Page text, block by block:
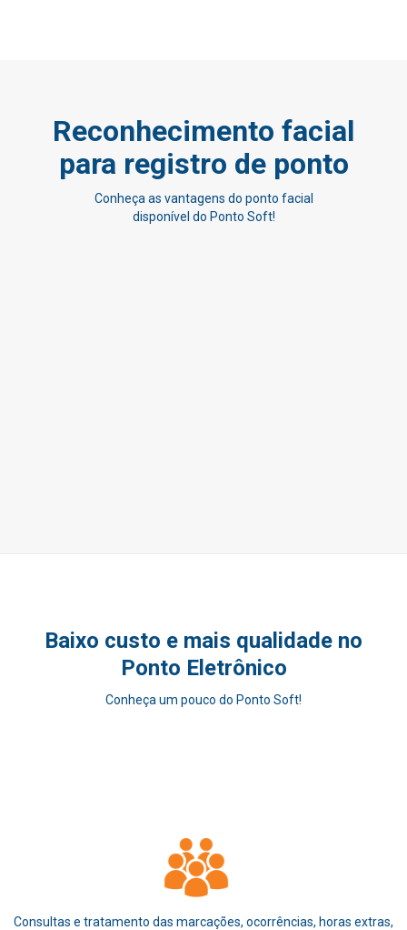
Reconhecimento facial
para registro de ponto
Conheça as vantagens do ponto facial
disponível do Ponto Soft!
Baixo custo e mais qualidade no
Ponto Eletrônico
Conheça um pouco do Ponto Soft!
Consultas e tratamento das marcações, ocorrências, horas extras,